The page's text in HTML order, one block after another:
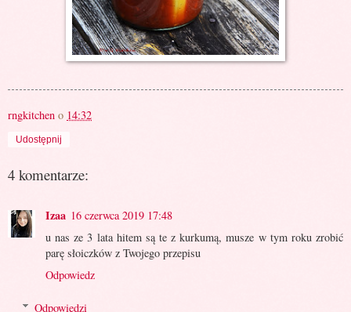
rngkitchen o 14:32
Udostępnij
4 komentarze:
Izaa 16 czerwca 2019 17:48
u nas ze 3 lata hitem są te z kurkumą, musze w tym roku zrobić
parę słoiczków z Twojego przepisu
Odpowiedz
Odpowiedzi